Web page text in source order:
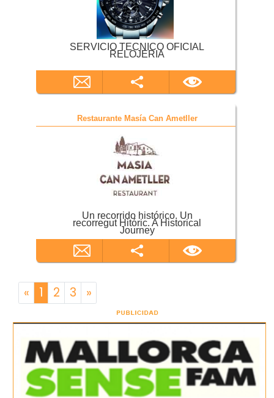
SERVICIO TECNICO OFICIAL
RELOJERIA
Restaurante Masía Can Ametller
Un recorrido histórico. Un
recorregut Hitóric. A Historical
Journey
« 1 2 3 »